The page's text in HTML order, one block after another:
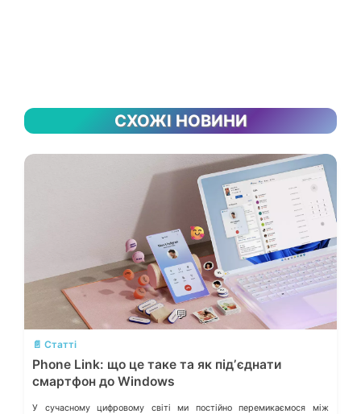
СХОЖІ НОВИНИ
💬
📄 Статті
Phone Link: що це таке та як підʼєднати
смартфон до Windows
У сучасному цифровому світі ми постійно перемикаємося між